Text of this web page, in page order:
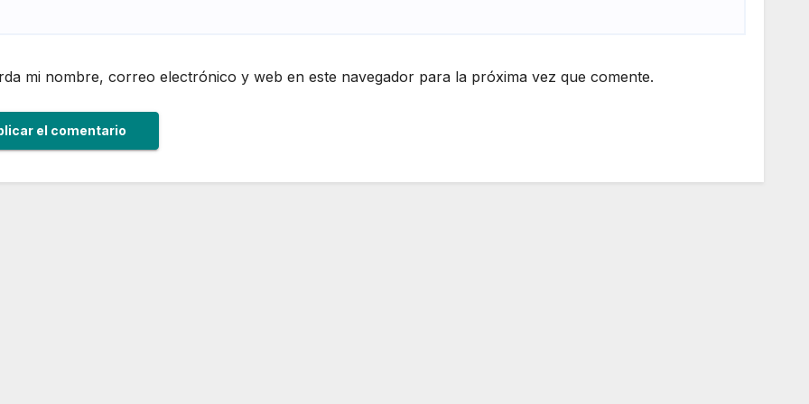
mi nombre, correo electrónico y web en este navegador para la próxima vez que comente.